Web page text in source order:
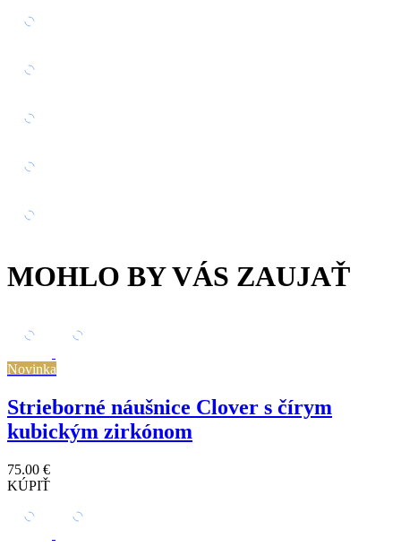
MOHLO BY VÁS ZAUJAŤ
Novinka
Strieborné náušnice Clover s čírym
kubickým zirkónom
75.00 €
KÚPIŤ